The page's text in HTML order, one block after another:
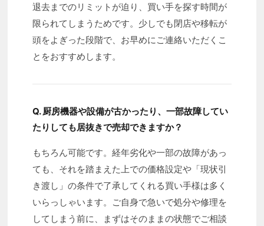
退去までのリミットが迫り、買い手を探す時間が
限られてしまうためです。少しでも閉店や移転が
頭をよぎった段階で、お早めにご連絡いただくこ
とをおすすめします。
Q. 厨房機器や設備が古かったり、一部故障してい
たりしても居抜きで売却できますか？
もちろん可能です。経年劣化や一部の故障があっ
ても、それを踏まえた上での価格設定や「現状引
き渡し」の条件で了承してくれる買い手様は多く
いらっしゃいます。ご自身で急いで処分や修理を
してしまう前に、まずはそのままの状態でご相談